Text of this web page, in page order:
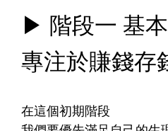
▶ 階段一 基
專注於賺錢存
在這個初期階段